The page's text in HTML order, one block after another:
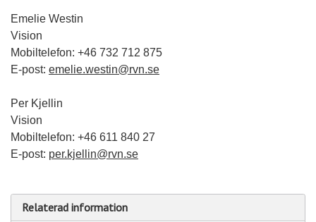
Emelie Westin
Vision
Mobiltelefon: +46 732 712 875
E-post: emelie.westin@rvn.se
Per Kjellin
Vision
Mobiltelefon: +46 611 840 27
E-post: per.kjellin@rvn.se
Relaterad information